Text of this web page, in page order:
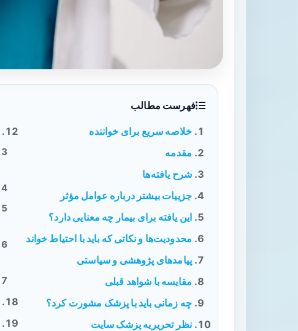
فهرست مطالب
خلاصه سریع برای خواننده
مقدمه
شرح یافته‌ها
جزییات بیشتر درباره عوامل مؤثر
این یافته برای بیمار چه معنایی دارد؟
محدودیت‌ها و نکاتی که باید با احتیاط خواند
پیامدهای پژوهشی و سیاستی
مقایسه با شواهد قبلی
چه زمانی باید با پزشک مشورت کرد؟
نظر تحریریه پزشک سایت